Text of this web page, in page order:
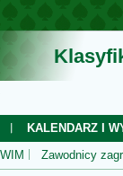
KALENDARZ I
Zawodnicy